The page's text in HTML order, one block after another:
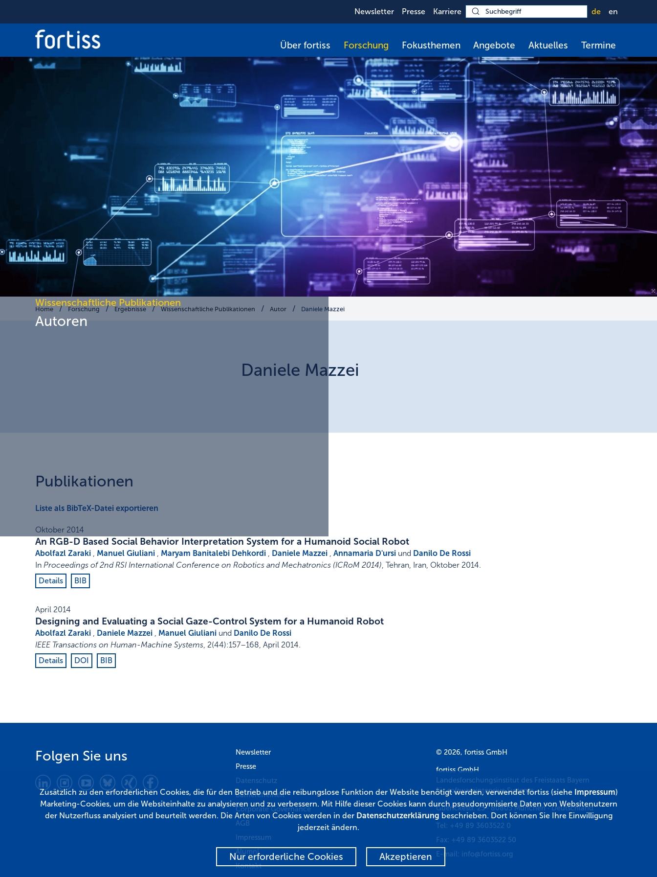
Newsletter Presse Karriere de en
Über fortiss Forschung Fokusthemen Angebote Aktuelles Termine
Wissenschaftliche Publikationen
Autoren
Home Forschung Ergebnisse Wissenschaftliche Publikationen Autor Daniele Mazzei
Daniele Mazzei
Publikationen
Liste als BibTeX-Datei exportieren
Oktober 2014
An RGB-D Based Social Behavior Interpretation System for a Humanoid Social Robot
Abolfazl Zaraki Manuel Giuliani Maryam Banitalebi Dehkordi Daniele Mazzei Annamaria D'ursi und Danilo De Rossi
In Proceedings of 2nd RSI International Conference on Robotics and Mechatronics (ICRoM 2014) Tehran, Iran Oktober 2014.
Details
BIB
April 2014
Designing and Evaluating a Social Gaze-Control System for a Humanoid Robot
Abolfazl Zaraki Daniele Mazzei Manuel Giuliani und Danilo De Rossi
IEEE Transactions on Human-Machine Systems 2(44):157–168 April 2014.
Details
DOI BIB
Folgen Sie uns
Newsletter
Presse
Datenschutz
Barrierefreiheit
Corporate Governance
AGB
Impressum
Alumni
Kontakt
© 2026, fortiss GmbH
fortiss GmbH
Landesforschungsinstitut des Freistaats Bayern
für softwareintensive Systeme
Guerickestr. 25·80805 München·Deutschland
Tel: +49 89 3603522 0
Fax: +49 89 3603522 50
E-mail: info@fortiss.org
Zusätzlich zu den erforderlichen Cookies, die für den Betrieb und die reibungslose Funktion der Website benötigt werden, verwendet fortiss (siehe Impressum)
Marketing-Cookies, um die Websiteinhalte zu analysieren und zu verbessern. Mit Hilfe dieser Cookies kann durch pseudonymisierte Daten von Websitenutzern
der Nutzerfluss analysiert und beurteilt werden. Die Arten von Cookies werden in der Datenschutzerklärung beschrieben. Dort können Sie Ihre Einwilligung
jederzeit ändern.
Nur erforderliche Cookies Akzeptieren